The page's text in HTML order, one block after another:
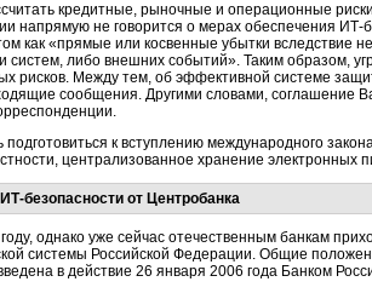
кредитные, рыночные и операционные
напрямую не говорится о мерах обеспечения
как «прямые или косвенные убытки вследствие
либо внешних событий». Таким образом,
Между тем, об эффективной системе
сообщения. Другими словами, соглашение
к вступлению международного
централизованное хранение электронных
безопасности от Центробанка
однако уже сейчас отечественным банкам
системы Российской Федерации. Общие
в действие 26 января 2006 года Банком